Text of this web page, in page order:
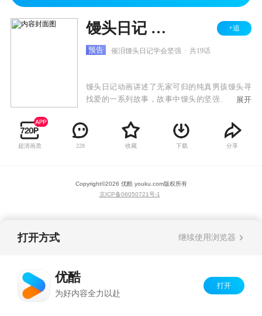
馒头日记 第二季 +追
预告 催泪馒头日记学会坚强 共19话
馒头日记动画讲述了无家可归的纯真男孩馒头寻
找爱的一系列故事，故事中馒头的坚强、小伙伴
看似残酷的世界添加了最美的注脚。
展开
超清画质 228 收藏 下载 分享
Copyright©2026 优酷 youku.com版权所有
京ICP备06050721号-1
打开方式 继续使用浏览器
优酷
为好内容全力以赴
打开